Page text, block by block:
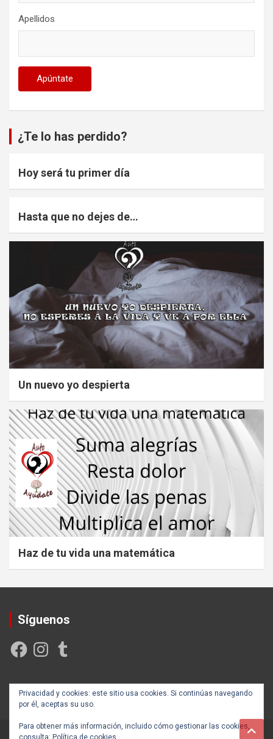
Apellidos
¿Te lo has perdido?
Hoy será tu primer día
Hasta que no dejes de…
Un nuevo yo despierta
Haz de tu vida una matemática
Síguenos
FacebookInstagramTumblr
Privacidad y cookies: este sitio usa cookies. Si continúas navegando
por él, aceptas su uso.
Para obtener más información, incluido cómo gestionar las cookies,
consulta: Política de cookies
Creada y posicionada por Rogama Informática